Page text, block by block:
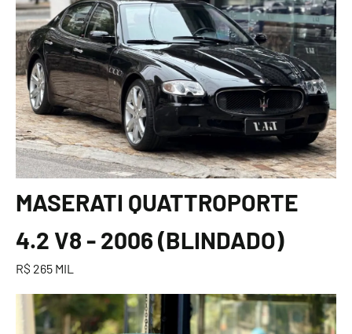
MASERATI QUATTROPORTE
4.2 V8 - 2006 (BLINDADO)
R$ 265 MIL